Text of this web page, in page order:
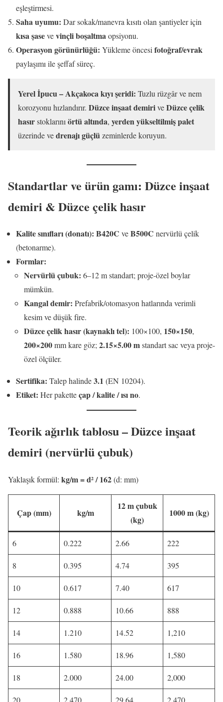
eşleştirmesi.
Saha uyumu: Dar sokak/manevra kısıtı olan şantiyeler için
kısa şasevevinçli boşaltmaopsiyonu.
Operasyon görünürlüğü: Yükleme öncesi fotoğraf/evrak
paylaşımı ile şeffaf süreç.
Yerel İpucu – Akçakoca kıyı şeridi: Tuzlu rüzgâr ve nem
korozyonu hızlandırır. Düzce inşaat demiriveDüzce çelik
hasırstoklarını örtü altında, yerden yükseltilmiş palet
üzerinde vedrenajı güçlüzeminlerde koruyun.
Standartlar ve ürün gamı: Düzce inşaat
demiri & Düzce çelik hasır
Kalite sınıfları (donatı): B420C veB500C nervürlü çelik
(betonarme).
Formlar:
Nervürlü çubuk: 6–12 m standart; proje-özel boylar
mümkün.
Kangal demir: Prefabrik/otomasyon hatlarında verimli
kesim ve düşük fire.
Düzce çelik hasır (kaynaklı tel): 100×100, 150×150,
200×200mm kare göz;2.15×5.00 mstandart sac veya proje-
özel ölçüler.
Sertifika: Talep halinde3.1 (EN 10204).
Etiket: Her paketteçap / kalite / ısı no.
Teorik ağırlık tablosu – Düzce inşaat
demiri (nervürlü çubuk)
Yaklaşık formül: kg/m = d² / 162(d: mm)
Çap (mm) kg/m
12 m çubuk
(kg)
1000 m (kg)
6 0.222 2.66 222
8 0.395 4.74 395
10 0.617 7.40 617
12 0.888 10.66 888
14 1.210 14.52 1,210
16 1.580 18.96 1,580
18 2.000 24.00 2,000
20 2.470 29.64 2,470